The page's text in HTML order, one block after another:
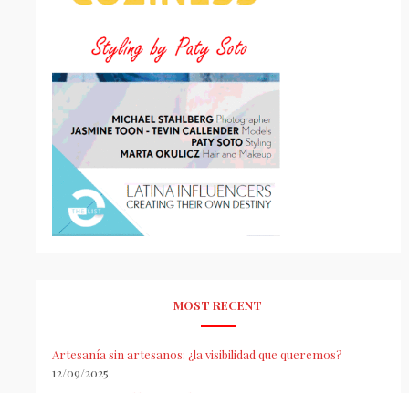
MOST RECENT
Artesanía sin artesanos: ¿la visibilidad que queremos?
12/09/2025